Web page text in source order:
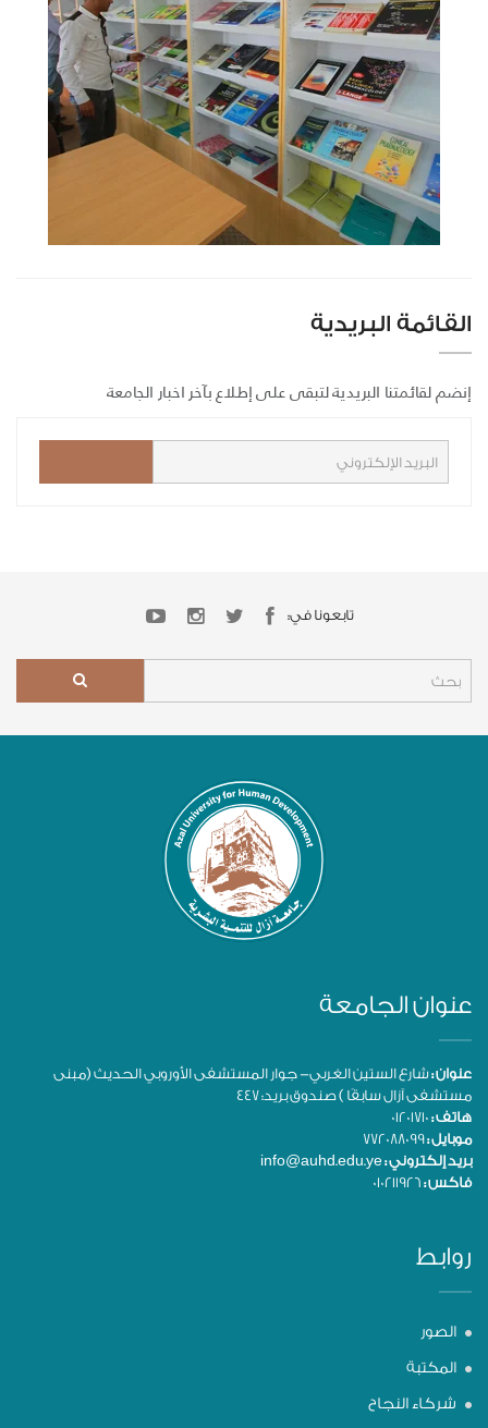
القائمة البريدية
إنضم لقائمتنا البريدية لتبقى على إطلاع بآخر اخبار الجامعة
تابعونا في:
عنوان الجامعة
عنوان :شارع الستين الغربي- جوار المستشفى الأوروبي الحديث (مبنى
مستشفى آزال سابقًا ) صندوق بريد: 447
هاتف :
موبايل :
بريد إلكتروني :
فاكس :
روابط
الصور
المكتبة
شركاء النجاح